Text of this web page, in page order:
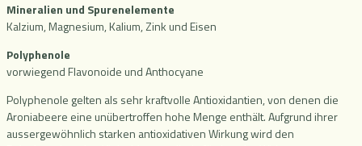
Mineralien und Spurenelemente
Kalzium, Magnesium, Kalium, Zink und Eisen
Polyphenole
vorwiegend Flavonoide und Anthocyane
Polyphenole gelten als sehr kraftvolle Antioxidantien, von denen die
Aroniabeere eine unübertroffen hohe Menge enthält. Aufgrund ihrer
aussergewöhnlich starken antioxidativen Wirkung wird den